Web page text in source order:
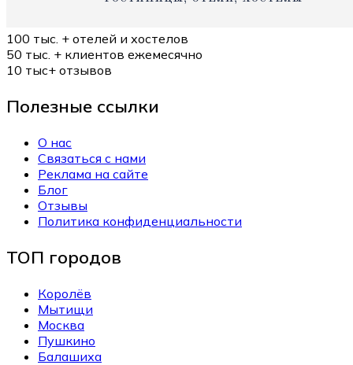
100 тыс. + отелей и хостелов
50 тыс. + клиентов ежемесячно
10 тыс+ отзывов
Полезные ссылки
О нас
Связаться с нами
Реклама на сайте
Блог
Отзывы
Политика конфиденциальности
ТОП городов
Королёв
Мытищи
Москва
Пушкино
Балашиха